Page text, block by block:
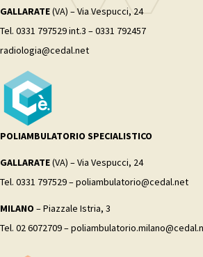
GALLARATE(VA) – Via Vespucci, 24
Tel. 0331 797529 int.3 – 0331 792457
radiologia@cedal.net
POLIAMBULATORIO SPECIALISTICO
GALLARATE(VA) – Via Vespucci, 24
Tel. 0331 797529 – poliambulatorio@cedal.net
MILANO – Piazzale Istria, 3
Tel. 02 6072709 –